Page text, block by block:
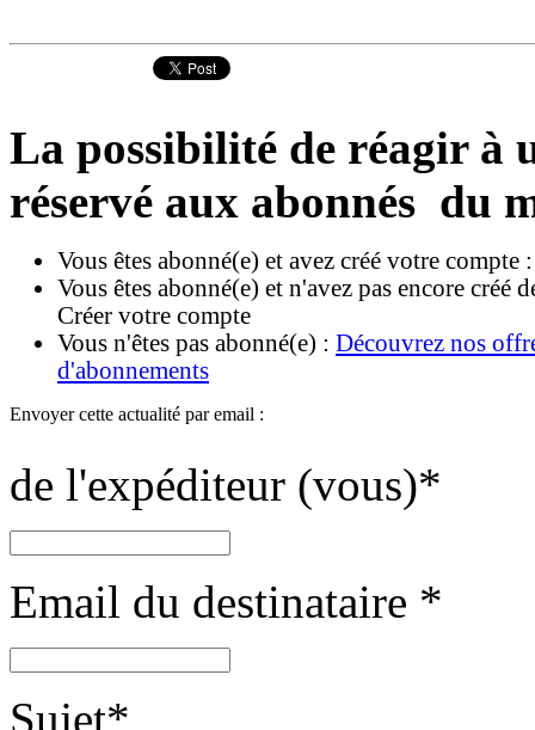
La possibilité de réagir à
réservé aux abonnés du
Vous êtes abonné(e) et avez créé votre compte
Vous êtes abonné(e) et n'avez pas encore créé
Créer votre compte
Vous n'êtes pas abonné(e) : Découvrez nos
d'abonnements
Envoyer cette actualité par email :
de l'expéditeur (vous)*
Email du destinataire *
Sujet*